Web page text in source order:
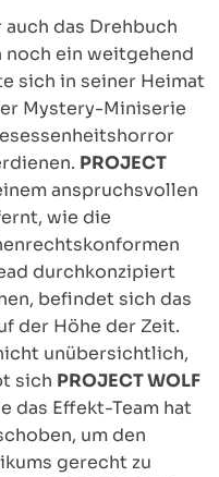
das Drehbuch
ein weitgehend
sich in seiner Heimat
Mystery-Miniserie
PROJECT
anspruchsvollen
wie die
durchkonzipiert
befindet sich das
der Höhe der Zeit.
unübersichtlich,
sich PROJECT WOLF
das Effekt-Team hat
um den
gerecht zu